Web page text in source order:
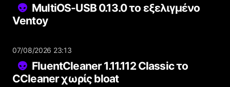
MultiOS-USB 0.13.0 το εξελιγμένο
Ventoy
07/08/2026 23:13
FluentCleaner 1.11.112 Classic το
CCleaner χωρίς bloat